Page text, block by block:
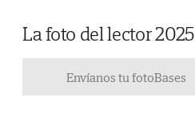
La foto del lector 2025
Envíanos tu fotoBases